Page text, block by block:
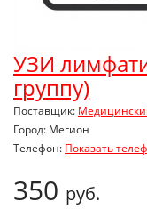
УЗИ
группу)
Поставщик:
Город: Мегион
Телефон: Показать
350 руб.